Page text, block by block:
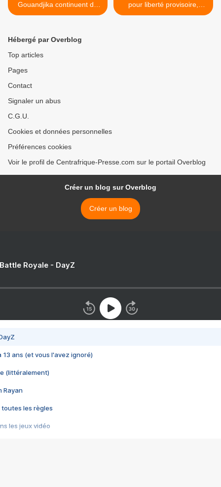
Gouandjika continuent de
faire réagir nos lecteurs
pour liberté provisoire,
absent à la présidentielle en
Hébergé par Overblog
Top articles
Pages
Contact
Signaler un abus
C.G.U.
Cookies et données personnelles
Préférences cookies
Voir le profil de Centrafrique-Presse.com sur le portail Overblog
Créer un blog sur Overblog
Créer un blog
Royale - DayZ
13 ans (et vous l'avez ignoré)
(littéralement)
Rayan
toutes les règles
les jeux vidéo